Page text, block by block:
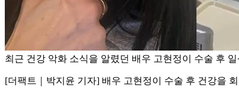
최근 건강 악화 소식을 알렸던 배우 고현정이 수술 후
[더팩트｜박지윤 기자] 배우 고현정이 수술 후 건강을